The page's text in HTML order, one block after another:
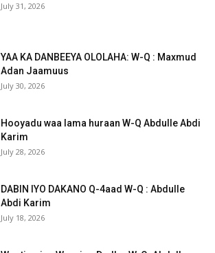
July 31, 2026
YAA KA DANBEEYA OLOLAHA: W-Q : Maxmud
Adan Jaamuus
July 30, 2026
Hooyadu waa lama huraan W-Q Abdulle Abdi
Karim
July 28, 2026
DABIN IYO DAKANO Q-4aad W-Q : Abdulle
Abdi Karim
July 18, 2026